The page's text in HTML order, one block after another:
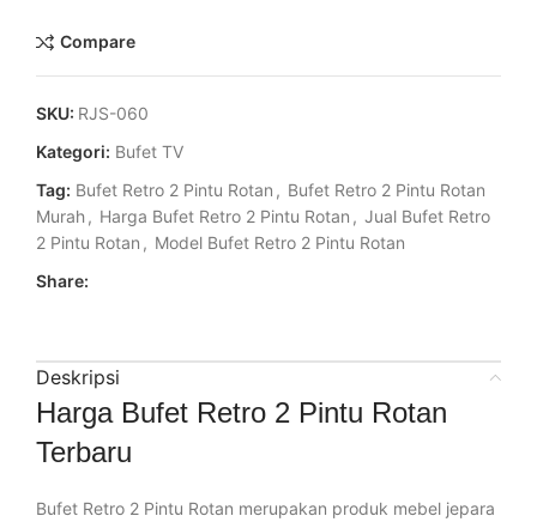
Compare
SKU: RJS-060
Kategori: Bufet TV
Tag: Bufet Retro 2 Pintu Rotan , Bufet Retro 2 Pintu Rotan
Murah, Harga Bufet Retro 2 Pintu Rotan , Jual Bufet Retro
2 Pintu Rotan , Model Bufet Retro 2 Pintu Rotan
Share:
Deskripsi
Harga Bufet Retro 2 Pintu Rotan
Terbaru
Bufet Retro 2 Pintu Rotan merupakan produk mebel jepara